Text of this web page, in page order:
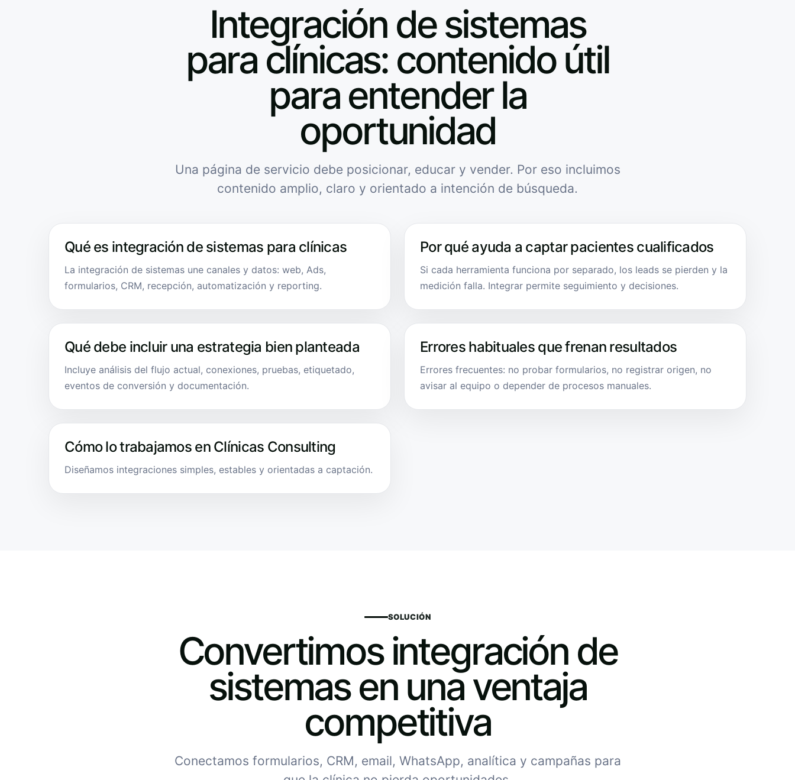
Integración de sistemas
para clínicas: contenido útil
para entender la
oportunidad
Una página de servicio debe posicionar, educar y vender. Por eso incluimos
contenido amplio, claro y orientado a intención de búsqueda.
Qué es integración de sistemas para clínicas
La integración de sistemas une canales y datos: web, Ads,
formularios, CRM, recepción, automatización y reporting.
Por qué ayuda a captar pacientes cualificados
Si cada herramienta funciona por separado, los leads se pierden y la
medición falla. Integrar permite seguimiento y decisiones.
Qué debe incluir una estrategia bien planteada
Incluye análisis del flujo actual, conexiones, pruebas, etiquetado,
eventos de conversión y documentación.
Errores habituales que frenan resultados
Errores frecuentes: no probar formularios, no registrar origen, no
avisar al equipo o depender de procesos manuales.
Cómo lo trabajamos en Clínicas Consulting
Diseñamos integraciones simples, estables y orientadas a captación.
SOLUCIÓN
Convertimos integración de
sistemas en una ventaja
competitiva
Conectamos formularios, CRM, email, WhatsApp, analítica y campañas para